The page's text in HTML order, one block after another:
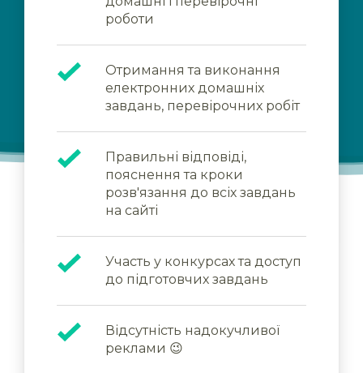
роботи
Отримання та виконання
електронних домашніх
завдань, перевірочних робіт
Правильні відповіді,
пояснення та кроки
розв'язання до всіх завдань
на сайті
Участь у конкурсах та доступ
до підготовчих завдань
Відсутність надокучливої
реклами 😉